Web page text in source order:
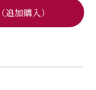
加購入）